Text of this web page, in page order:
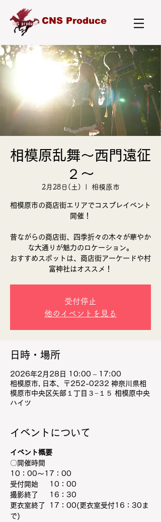
CNS Produce
相模原乱舞～西門遠征
２～
2月28日(土) 相模原市
相模原市の商店街エリアでコスプレイベント
開催！
昔ながらの商店街、四季折々の木々が華やか
な大通りが魅力のロケーション。
おすすめスポットは、商店街アーケードや村
富神社はオススメ！
受付停止
他のイベントを見る
日時・場所
2026年2月28日 10:00 – 17:00
相模原市, 日本、〒252-0232 神奈川県相
模原市中央区矢部１丁目３−１５ 相模原中央
ハイツ
イベントについて
イベント概要
〇開催時間
10：00～17：00
受付開始　  10：00
撮影終了　  16：30
更衣室終了  17：00(更衣室受付16：30ま
で)